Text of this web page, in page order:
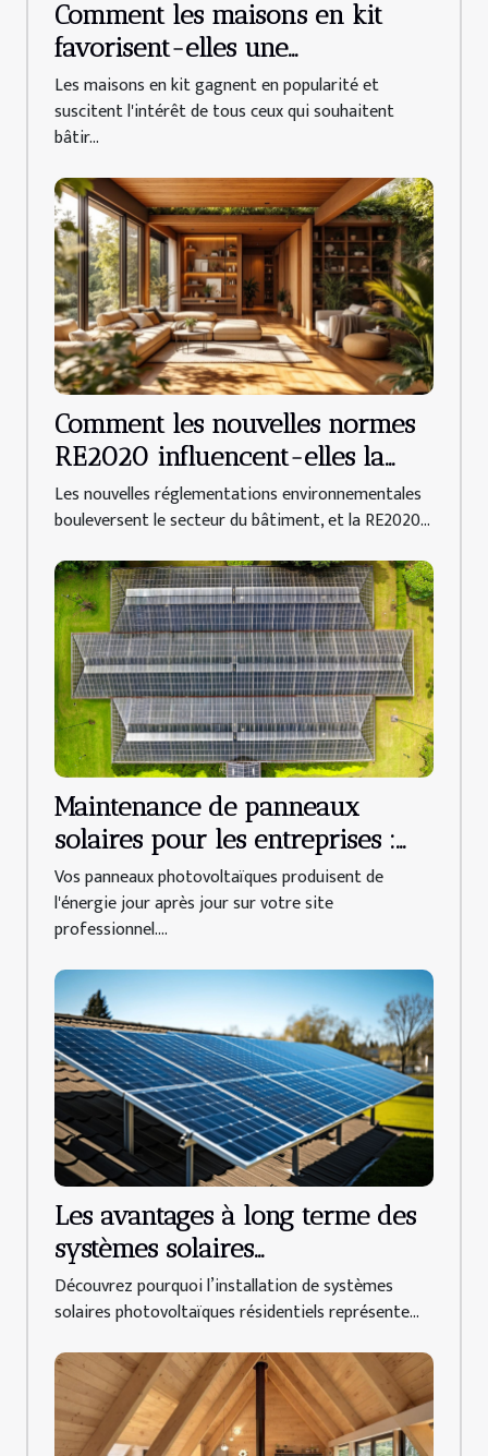
Comment les maisons en kit
favorisent-elles une
construction durable ?
Les maisons en kit gagnent en popularité et
suscitent l'intérêt de tous ceux qui souhaitent
bâtir...
Comment les nouvelles normes
RE2020 influencent-elles la
construction de maisons sur-
mesure ?
Les nouvelles réglementations environnementales
bouleversent le secteur du bâtiment, et la RE2020...
Maintenance de panneaux
solaires pour les entreprises :
trouvez votre spécialiste au
Mans !
Vos panneaux photovoltaïques produisent de
l'énergie jour après jour sur votre site
professionnel....
Les avantages à long terme des
systèmes solaires
photovoltaïques résidentiels
Découvrez pourquoi l’installation de systèmes
solaires photovoltaïques résidentiels représente...